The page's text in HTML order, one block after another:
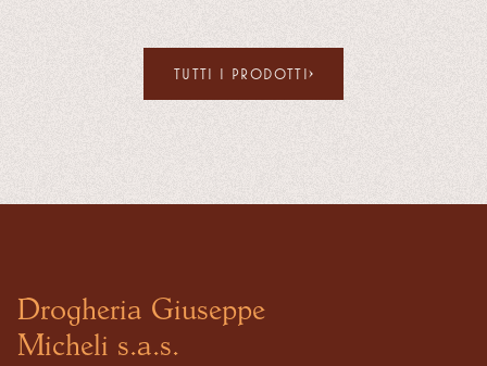
TUTTI I PRODOTTI
Drogheria Giuseppe
Micheli s.a.s.